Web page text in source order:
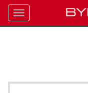
Toggle
navigation